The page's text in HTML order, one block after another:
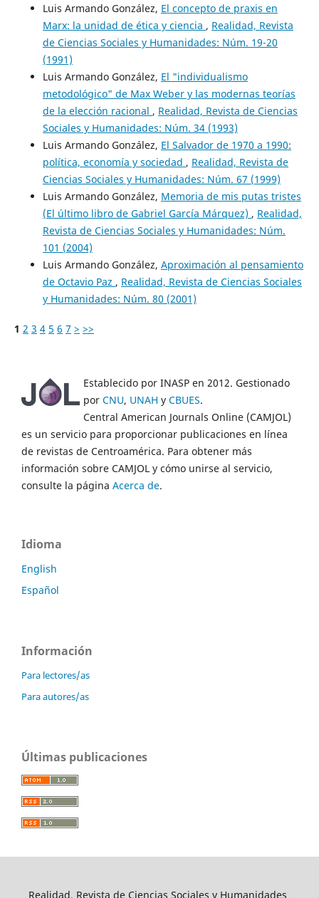
Luis Armando González, El concepto de praxis en
Marx: la unidad de ética y ciencia , Realidad, Revista
de Ciencias Sociales y Humanidades: Núm. 19-20
(1991)
Luis Armando González, El "individualismo
metodológico" de Max Weber y las modernas teorías
de la elección racional , Realidad, Revista de Ciencias
Sociales y Humanidades: Núm. 34 (1993)
Luis Armando González, El Salvador de 1970 a 1990:
política, economía y sociedad , Realidad, Revista de
Ciencias Sociales y Humanidades: Núm. 67 (1999)
Luis Armando González, Memoria de mis putas tristes
(El último libro de Gabriel García Márquez) , Realidad,
Revista de Ciencias Sociales y Humanidades: Núm.
101 (2004)
Luis Armando González, Aproximación al pensamiento
de Octavio Paz , Realidad, Revista de Ciencias Sociales
y Humanidades: Núm. 80 (2001)
1 2 3 4 5 6 7 > >>
Establecido por INASP en 2012. Gestionado
por CNU, UNAH y CBUES.
Central American Journals Online (CAMJOL)
es un servicio para proporcionar publicaciones en línea
de revistas de Centroamérica. Para obtener más
información sobre CAMJOL y cómo unirse al servicio,
consulte la página Acerca de.
Idioma
English
Español
Información
Para lectores/as
Para autores/as
Últimas publicaciones
Realidad, Revista de Ciencias Sociales y Humanidades